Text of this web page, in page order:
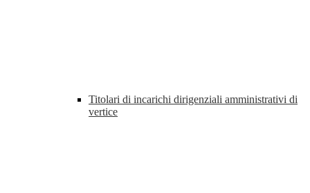
Titolari di incarichi dirigenziali amministrativi di
vertice